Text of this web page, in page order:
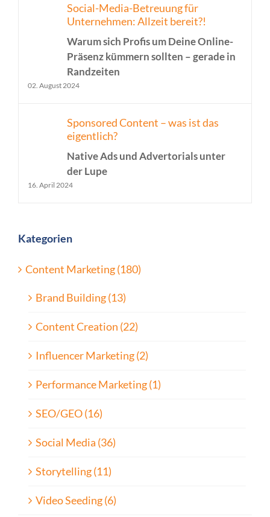
Social-Media-Betreuung für
Unternehmen: Allzeit bereit?!
Warum sich Profis um Deine Online-
Präsenz kümmern sollten – gerade in
Randzeiten
02. August 2024
Sponsored Content – was ist das
eigentlich?
Native Ads und Advertorials unter
der Lupe
16. April 2024
Kategorien
Content Marketing (180)
Brand Building (13)
Content Creation (22)
Influencer Marketing (2)
Performance Marketing (1)
SEO/GEO (16)
Social Media (36)
Storytelling (11)
Video Seeding (6)